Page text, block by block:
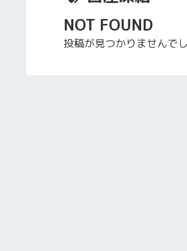
NOT FOUND
投稿が見つかりませんでし